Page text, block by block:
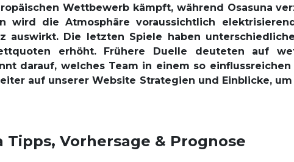
Wettbewerb kämpft, während Osasuna
die Atmosphäre voraussichtlich
auswirkt. Die letzten Spiele haben
erhöht. Frühere Duelle deuteten auf
darauf, welches Team in einem so
auf unserer Website Strategien und Einblicke,
Tipps, Vorhersage & Prognose